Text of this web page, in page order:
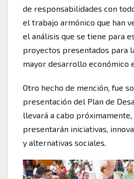
de responsabilidades con
el trabajo armónico que han
el análisis que se tiene para
proyectos presentados para
mayor desarrollo económico
Otro hecho de mención, fue
presentación del Plan de
llevará a cabo próximamente,
presentarán iniciativas,
y alternativas sociales.